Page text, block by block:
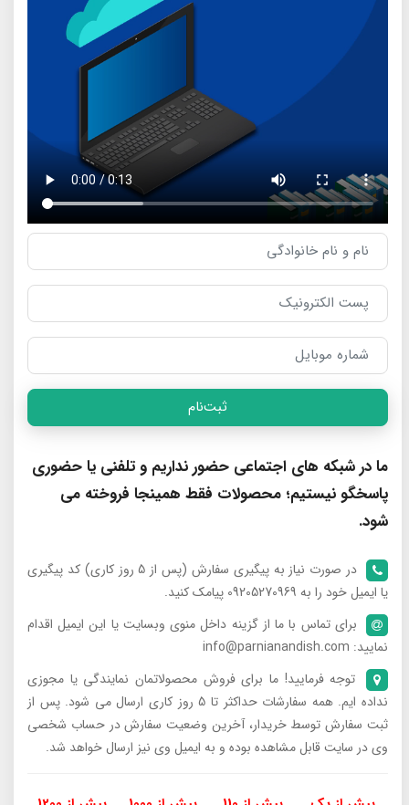
ثبت‌نام
ما در شبکه های اجتماعی حضور نداریم و تلفنی یا حضوری
پاسخگو نیستیم؛ محصولات فقط همینجا فروخته می
شود.
در صورت نیاز به پیگیری سفارش (پس از 5 روز کاری) کد پیگیری
یا ایمیل خود را به 09205270969 پیامک کنید.
برای تماس با ما از گزینه داخل منوی وبسایت یا این ایمیل اقدام
نمایید: info@parnianandish.com
توجه فرمایید! ما برای فروش محصولاتمان نمایندگی یا مجوزی
نداده ایم. همه سفارشات حداکثر تا 5 روز کاری ارسال می شود. پس از
ثبت سفارش توسط خریدار، آخرین وضعیت سفارش در حساب شخصی
وی در سایت قابل مشاهده بوده و به ایمیل وی نیز ارسال خواهد شد.